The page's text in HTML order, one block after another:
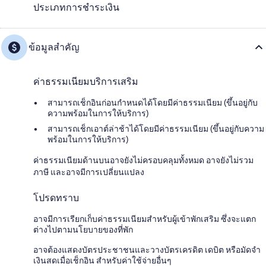
ประเภทการชำระเงิน
ข้อมูลสำคัญ
ค่าธรรมเนียมบริการเสริม
สามารถเช็กอินก่อนกำหนดได้โดยมีค่าธรรมเนียม (ขึ้นอยู่กับ
ความพร้อมในการให้บริการ)
สามารถเช็กเอาต์ล่าช้าได้โดยมีค่าธรรมเนียม (ขึ้นอยู่กับความ
พร้อมในการให้บริการ)
ค่าธรรมเนียมด้านบนอาจยังไม่ครอบคลุมทั้งหมด อาจยังไม่รวม
ภาษี และอาจมีการเปลี่ยนแปลง
โปรดทราบ
อาจมีการเรียกเก็บค่าธรรมเนียมสำหรับผู้เข้าพักเสริม ซึ่งจะแตก
ต่างไปตามนโยบายของที่พัก
อาจต้องแสดงบัตรประชาชนและวางบัตรเครดิต เดบิต หรือมัดจำ
เงินสดเมื่อเช็กอิน สำหรับค่าใช้จ่ายอื่นๆ